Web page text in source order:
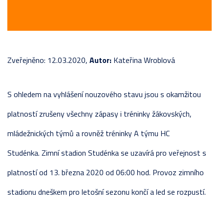
Zveřejněno: 12.03.2020, Autor: Kateřina Wroblová
S ohledem na vyhlášení nouzového stavu jsou s okamžitou
platností zrušeny všechny zápasy i tréninky žákovských,
mládežnických týmů a rovněž tréninky A týmu HC
Studénka. Zimní stadion Studénka se uzavírá pro veřejnost s
platností od 13. března 2020 od 06:00 hod. Provoz zimního
stadionu dneškem pro letošní sezonu končí a led se rozpustí.